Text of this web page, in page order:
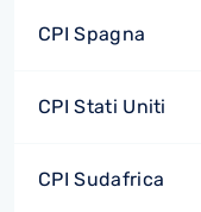
CPI Spagna
CPI Stati Uniti
CPI Sudafrica